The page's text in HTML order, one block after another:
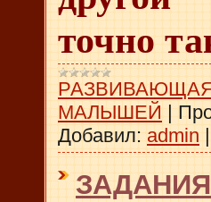
точно
МАЛЫШЕЙ |
Добавил: admin